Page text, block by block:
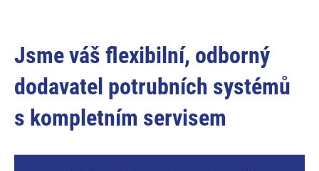
Jsme váš flexibilní, odborný
dodavatel potrubních systémů
s kompletním servisem